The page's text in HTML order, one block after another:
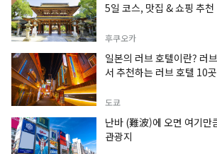
5일 코스, 맛집 & 쇼핑 추천
후쿠오카
일본의 러브 호텔이란? 러
서 추천하는 러브 호텔 10
도쿄
난바 (難波)에 오면 여기만
관광지